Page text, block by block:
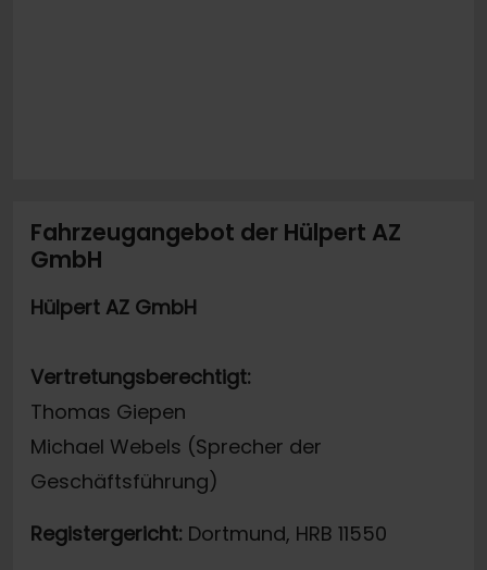
Fahrzeugangebot der Hülpert AZ
GmbH
Hülpert AZ GmbH
Vertretungsberechtigt:
Thomas Giepen
Michael Webels (Sprecher der
Geschäftsführung)
Registergericht: Dortmund, HRB 11550